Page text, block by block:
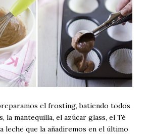
el frosting, batiendo todos
la mantequilla, el azúcar glass, el Té
leche que la añadiremos en el último